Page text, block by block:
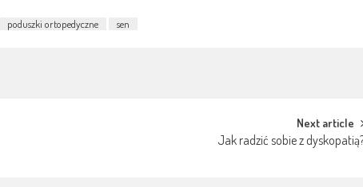
poduszki ortopedyczne sen
Next article
Jak radzić sobie z